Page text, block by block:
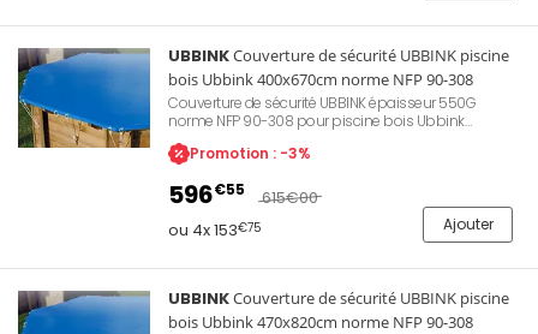
UBBINKCouverture de sécurité UBBINK piscine
bois Ubbink 400x670cm norme NFP 90-308
Couverture de sécurité UBBINK épaisseur 550G
norme NFP 90-308 pour piscine bois Ubbink
400x670cm. Permet une protection de la qualité
d'eau lors des périodes d'hivernage ou d'absence.
apportés par le vent. Permet également de conserver
la chaleur de l'eau et d'empêcher l'accès aux enfants.
Promotion : -3%
596€55 615€00
ou 4x 153€75 Ajouter
UBBINKCouverture de sécurité UBBINK piscine
bois Ubbink 470x820cm norme NFP 90-308